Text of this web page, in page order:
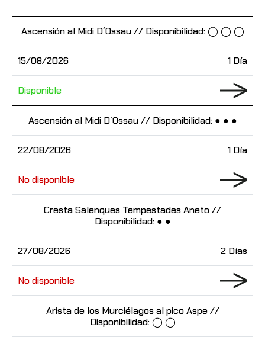
15/08/2026
Ascensión al Midi D´Ossau // Disponibilidad: ◯ ◯ ◯
1 Día
Disponible
22/08/2026
Ascensión al Midi D´Ossau // Disponibilidad: ● ● ●
1 Día
No disponible
27/08/2026
Cresta Salenques Tempestades Aneto //
Disponibilidad: ● ●
2 Días
No disponible
Arista de los Murciélagos al pico Aspe //
Disponibilidad: ◯ ◯